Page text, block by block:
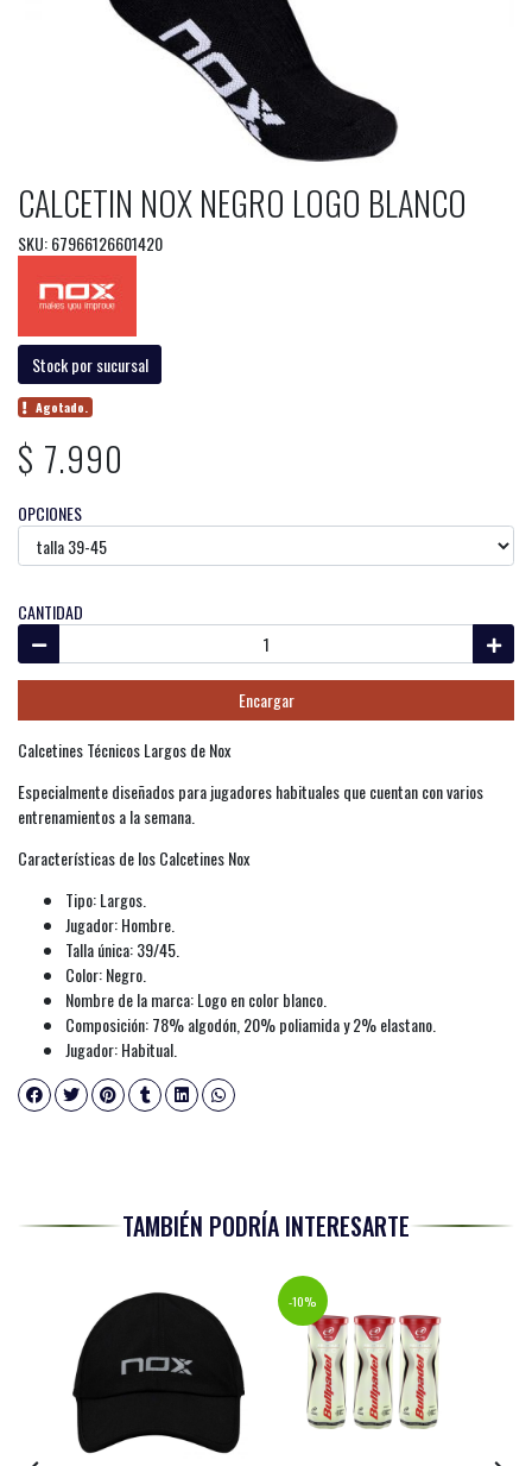
CALCETIN NOX NEGRO LOGO BLANCO
SKU: 67966126601420
Stock por sucursal
Agotado.
$ 7.990
OPCIONES
CANTIDAD
Encargar
Calcetines Técnicos Largos de Nox
Especialmente diseñados para jugadores habituales que cuentan con varios
entrenamientos a la semana.
Características de los Calcetines Nox
Tipo: Largos.
Jugador: Hombre.
Talla única: 39/45.
Color: Negro.
Nombre de la marca: Logo en color blanco.
Composición: 78% algodón, 20% poliamida y 2% elastano.
Jugador: Habitual.
TAMBIÉN PODRÍA INTERESARTE
-10%